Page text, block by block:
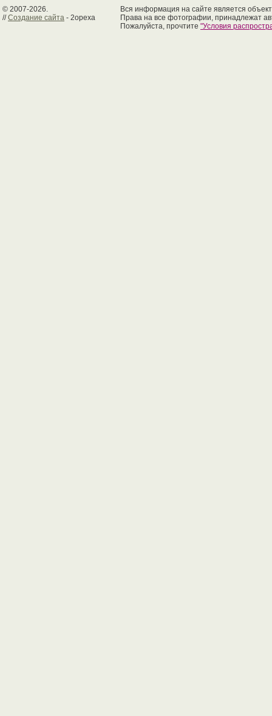
© 2007-2026.
//Создание сайта - 2opexa
Вся информация на сайте является
Права на все фотографии, принадлежат
Пожалуйста, прочтите "Условия